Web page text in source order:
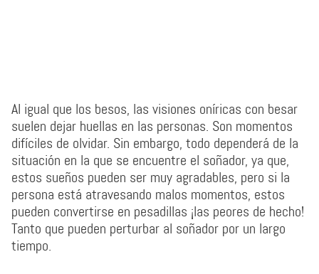
Al igual que los besos, las visiones oníricas con besar
suelen dejar huellas en las personas. Son momentos
difíciles de olvidar. Sin embargo, todo dependerá de la
situación en la que se encuentre el soñador, ya que,
estos sueños pueden ser muy agradables, pero si la
persona está atravesando malos momentos, estos
pueden convertirse en pesadillas ¡las peores de hecho!
Tanto que pueden perturbar al soñador por un largo
tiempo.